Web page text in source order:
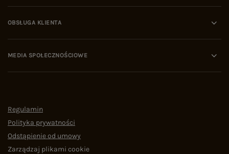
OBSŁUGA KLIENTA
MEDIA SPOŁECZNOŚCIOWE
Regulamin
Polityka prywatności
Odstąpienie od umowy
Zarządzaj plikami cookie